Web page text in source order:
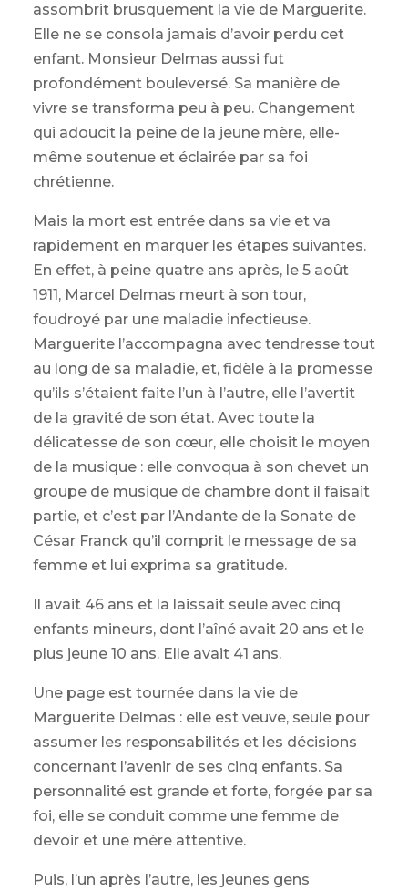
assombrit brusquement la vie de Marguerite.
Elle ne se consola jamais d’avoir perdu cet
enfant. Monsieur Delmas aussi fut
profondément bouleversé. Sa manière de
vivre se transforma peu à peu. Changement
qui adoucit la peine de la jeune mère, elle-
même soutenue et éclairée par sa foi
chrétienne.
Mais la mort est entrée dans sa vie et va
rapidement en marquer les étapes suivantes.
En effet, à peine quatre ans après, le 5 août
1911, Marcel Delmas meurt à son tour,
foudroyé par une maladie infectieuse.
Marguerite l’accompagna avec tendresse tout
au long de sa maladie, et, fidèle à la promesse
qu’ils s’étaient faite l’un à l’autre, elle l’avertit
de la gravité de son état. Avec toute la
délicatesse de son cœur, elle choisit le moyen
de la musique : elle convoqua à son chevet un
groupe de musique de chambre dont il faisait
partie, et c’est par l’Andante de la Sonate de
César Franck qu’il comprit le message de sa
femme et lui exprima sa gratitude.
Il avait 46 ans et la laissait seule avec cinq
enfants mineurs, dont l’aîné avait 20 ans et le
plus jeune 10 ans. Elle avait 41 ans.
Une page est tournée dans la vie de
Marguerite Delmas : elle est veuve, seule pour
assumer les responsabilités et les décisions
concernant l’avenir de ses cinq enfants. Sa
personnalité est grande et forte, forgée par sa
foi, elle se conduit comme une femme de
devoir et une mère attentive.
Puis, l’un après l’autre, les jeunes gens